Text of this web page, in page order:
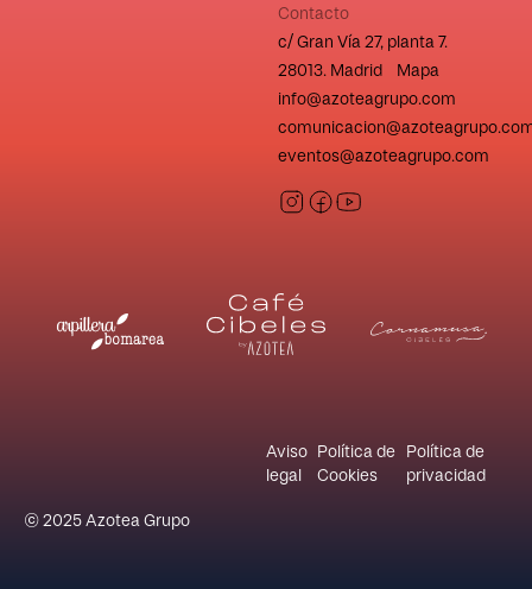
Contacto
c/ Gran Vía 27, planta 7.
28013. Madrid Mapa
info@azoteagrupo.com
eventos@azoteagrupo.com
© 2025 Azotea Grupo
Aviso
legal
Política de
Cookies
Política de
privacidad